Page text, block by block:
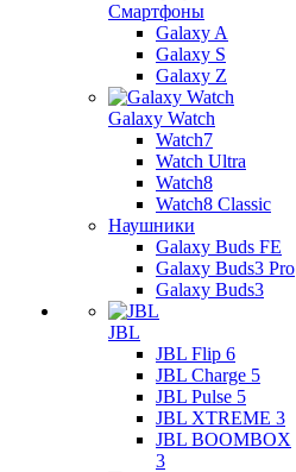
Смартфоны
Galaxy A
Galaxy S
Galaxy Z
Galaxy Watch
Watch7
Watch Ultra
Watch8
Watch8 Classic
Наушники
Galaxy Buds FE
Galaxy Buds3 Pro
Galaxy Buds3
JBL
JBL Flip 6
JBL Charge 5
JBL Pulse 5
JBL XTREME 3
JBL BOOMBOX
3